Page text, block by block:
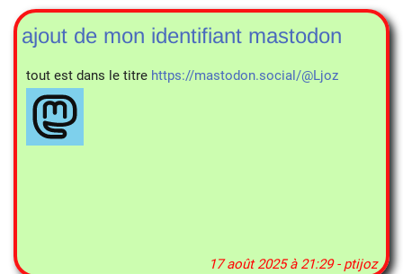
ajout de mon identifiant mastodon
tout est dans le titre https://mastodon.social/@Ljoz
17 août 2025 à 21:29 - ptijoz